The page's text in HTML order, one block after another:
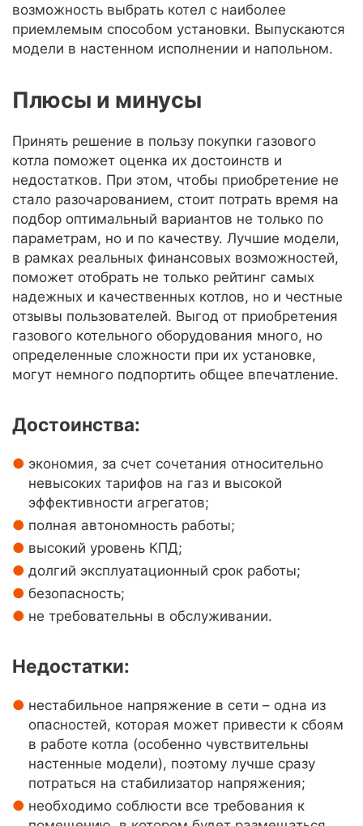
возможность выбрать котел с наиболее
приемлемым способом установки. Выпускаются
модели в настенном исполнении и напольном.
Плюсы и минусы
Принять решение в пользу покупки газового
котла поможет оценка их достоинств и
недостатков. При этом, чтобы приобретение не
стало разочарованием, стоит потрать время на
подбор оптимальный вариантов не только по
параметрам, но и по качеству. Лучшие модели,
в рамках реальных финансовых возможностей,
поможет отобрать не только рейтинг самых
надежных и качественных котлов, но и честные
отзывы пользователей. Выгод от приобретения
газового котельного оборудования много, но
определенные сложности при их установке,
могут немного подпортить общее впечатление.
Достоинства:
экономия, за счет сочетания относительно
невысоких тарифов на газ и высокой
эффективности агрегатов;
полная автономность работы;
высокий уровень КПД;
долгий эксплуатационный срок работы;
безопасность;
не требовательны в обслуживании.
Недостатки:
нестабильное напряжение в сети – одна из
опасностей, которая может привести к сбоям
в работе котла (особенно чувствительны
настенные модели), поэтому лучше сразу
потраться на стабилизатор напряжения;
необходимо соблюсти все требования к